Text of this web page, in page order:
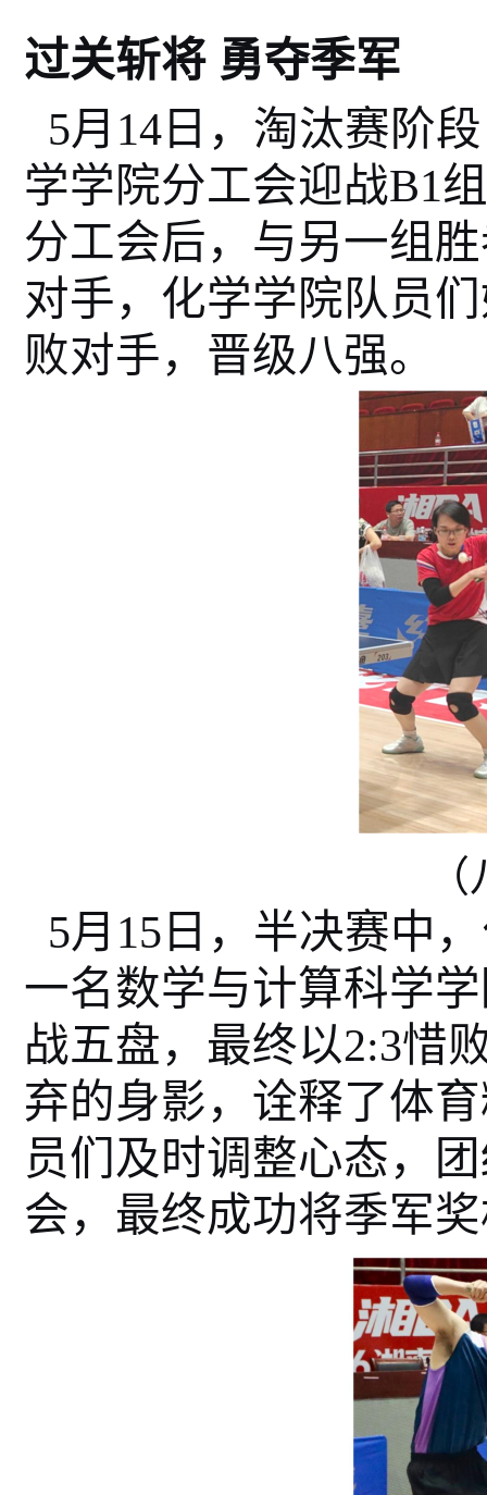
过关斩将 勇夺季军
5月14日，淘汰赛阶
学学院分工会迎战B1
分工会后，与另一组
对手，化学学院队员
败对手，晋级八强。
5月15日，半决赛中
一名数学与计算科学
战五盘，最终以2:3惜
弃的身影，诠释了体
员们及时调整心态，
会，最终成功将季军